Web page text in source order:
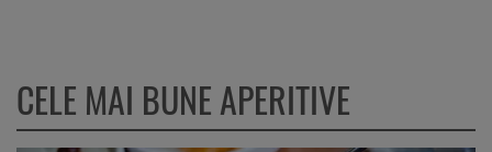
CELE MAI BUNE APERITIVE